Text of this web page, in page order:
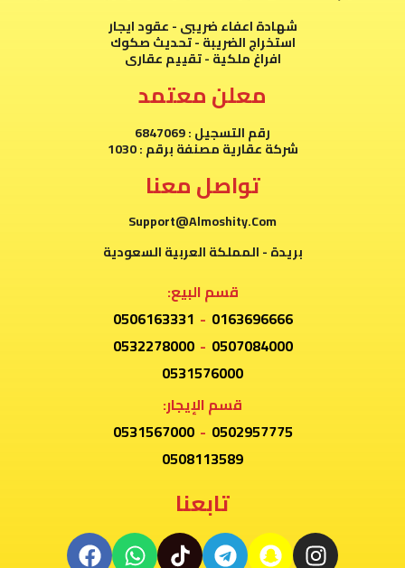
شهادة اعفاء ضريبى - عقود ايجار
استخراج الضريبة - تحديث صكوك
افراغ ملكية - تقييم عقارى
معلن معتمد
رقم التسجيل : 6847069
شركة عقارية مصنفة برقم : 1030
تواصل معنا
Support@Almoshity.Com
بريدة - المملكة العربية السعودية
قسم البيع:
0163696666
-
0506163331
0507084000
-
0532278000
0531576000
قسم الإيجار:
0502957775
-
0531567000
0508113589
تابعنا